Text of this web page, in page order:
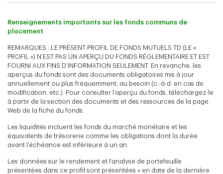
Renseignements importants sur les fonds communs de
placement
REMARQUES : LE PRÉSENT PROFIL DE FONDS MUTUELS TD (LE «
PROFIL ») N’EST PAS UN APERÇU DU FONDS RÉGLEMENTAIRE ET EST
FOURNI AUX FINS D’INFORMATION SEULEMENT. En revanche, les
aperçus du fonds sont des documents obligatoires mis à jour
annuellement ou plus fréquemment, au besoin (c.-à-d. en cas de
modification, etc.). Pour consulter l’aperçu du fonds, téléchargez-le
à partir de la section des documents et des ressources de la page
Web de la fiche du fonds.
Les liquidités incluent les fonds du marché monétaire et les
équivalents de trésorerie comme les obligations dont la durée
avant l’échéance est inférieure à un an.
Les données sur le rendement et l’analyse de portefeuille
présentées dans ce profil sont présentées « en date de la dernière